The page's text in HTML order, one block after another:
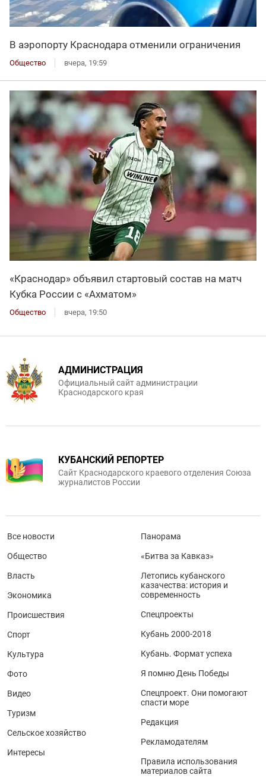
В аэропорту Краснодара отменили ограничения
Общество вчера, 19:59
«Краснодар» объявил стартовый состав на матч
Кубка России с «Ахматом»
Общество вчера, 19:50
АДМИНИСТРАЦИЯ
Официальный сайт администрации
Краснодарского края
КУБАНСКИЙ РЕПОРТЕР
Сайт Краснодарского краевого отделения Союза
журналистов России
Все новости
Общество
Власть
Экономика
Происшествия
Спорт
Культура
Фото
Видео
Туризм
Сельское хозяйство
Интересы
Панорама
«Битва за Кавказ»
Летопись кубанского
казачества: история и
современность
Спецпроекты
Кубань 2000-2018
Кубань. Формат успеха
Я помню День Победы
Спецпроект. Они помогают
спасти море
Редакция
Рекламодателям
Правила использования
материалов сайта